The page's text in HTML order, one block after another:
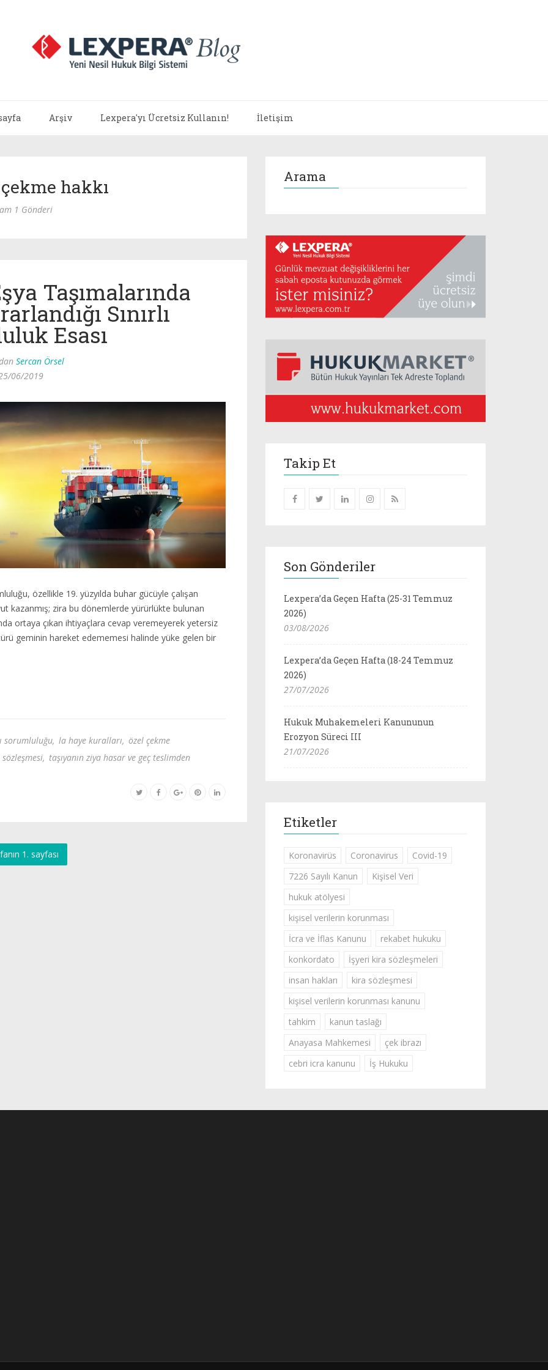
Arşiv Lexpera'yı Ücretsiz Kullanın! İletişim
hakkı
1 Gönderi
Taşımalarında
Sınırlı
Esası
Sercan Örsel
06/2019
özellikle 19. yüzyılda buhar gücüyle çalışan
kazanmış; zira bu dönemlerde yürürlükte bulunan
ortaya çıkan ihtiyaçlara cevap veremeyerek yetersiz
geminin hareket edememesi halinde yüke gelen bir
sorumluluğu, la haye kuralları, özel çekme
, taşıyanın ziya hasar ve geç teslimden
1. sayfası
Arama
Takip Et
Son Gönderiler
Lexpera’da Geçen Hafta (25-31 Temmuz
2026)
03/08/2026
Lexpera’da Geçen Hafta (18-24 Temmuz
2026)
27/07/2026
Hukuk Muhakemeleri Kanununun
Erozyon Süreci III
21/07/2026
Etiketler
Koronavirüs Coronavirus
Covid-19
7226 Sayılı Kanun
Kişisel Veri
hukuk atölyesi
kişisel verilerin korunması
İcra ve İflas Kanunu
rekabet hukuku
konkordato
İşyeri kira sözleşmeleri
insan hakları
kira sözleşmesi
kişisel verilerin korunması kanunu
tahkim
kanun taslağı
Anayasa Mahkemesi
çek ibrazı
cebri icra kanunu
İş Hukuku